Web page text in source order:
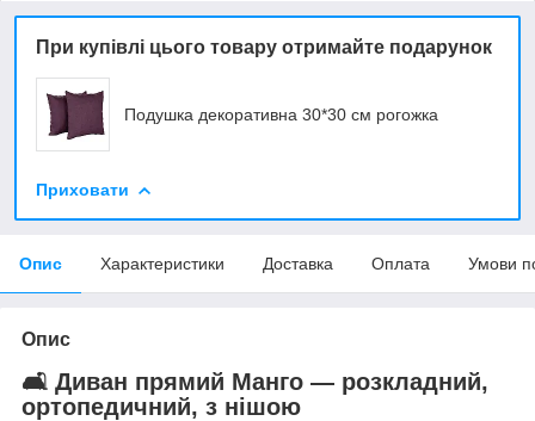
При купівлі цього товару отримайте подарунок
Подушка декоративна 30*30 см рогожка
Приховати
Опис Характеристики Доставка Оплата Умови
Опис
🛋 Диван прямий Манго — розкладний,
ортопедичний, з нішою